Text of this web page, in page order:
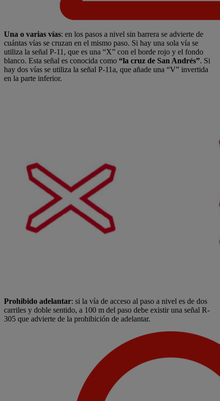
Una o varias vías: en los pasos a nivel sin barrera se advierte de
cuántas vías se cruzan en el mismo paso. Si hay una sola vía se
utiliza la señal P-11, que es una “X” con el borde rojo y el fondo
blanco. Esta señal es conocida como “la cruz de San Andrés”. Si
hay dos vías se utiliza la señal P-11a, que añade una “V” invertida
en la parte inferior.
Prohibido adelantar: si la vía de acceso al paso a nivel es de dos
carriles y doble sentido, a 100 m del paso debe existir una señal R-
305 que advierte de la prohibición de adelantar.